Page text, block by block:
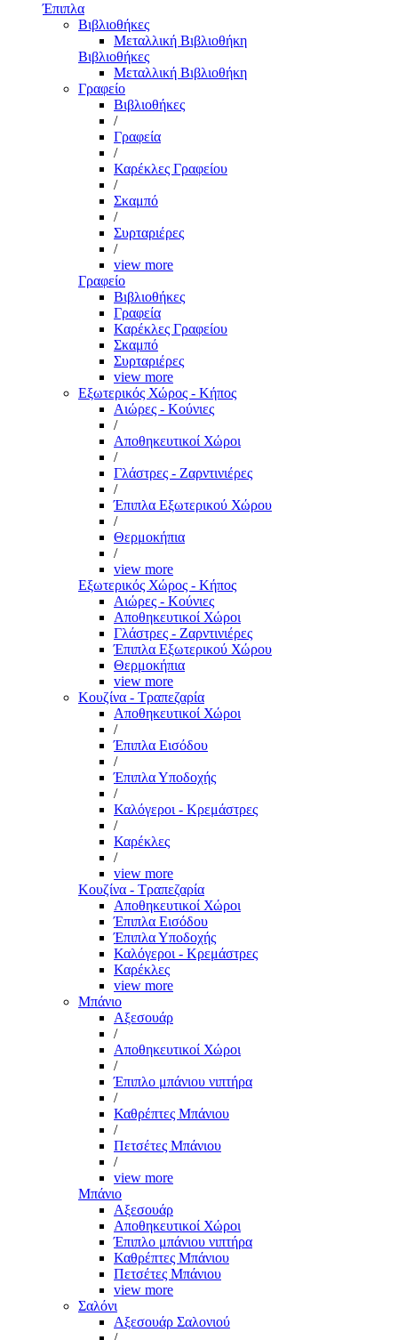
Έπιπλα
Βιβλιοθήκες
Μεταλλική Βιβλιοθήκη
Βιβλιοθήκες
Μεταλλική Βιβλιοθήκη
Γραφείο
Βιβλιοθήκες
/
Γραφεία
/
Καρέκλες Γραφείου
/
Σκαμπό
/
Συρταριέρες
/
view more
Γραφείο
Βιβλιοθήκες
Γραφεία
Καρέκλες Γραφείου
Σκαμπό
Συρταριέρες
view more
Εξωτερικός Χώρος - Κήπος
Αιώρες - Κούνιες
/
Αποθηκευτικοί Χώροι
/
Γλάστρες - Ζαρντινιέρες
/
Έπιπλα Εξωτερικού Χώρου
/
Θερμοκήπια
/
view more
Εξωτερικός Χώρος - Κήπος
Αιώρες - Κούνιες
Αποθηκευτικοί Χώροι
Γλάστρες - Ζαρντινιέρες
Έπιπλα Εξωτερικού Χώρου
Θερμοκήπια
view more
Κουζίνα - Τραπεζαρία
Αποθηκευτικοί Χώροι
/
Έπιπλα Εισόδου
/
Έπιπλα Υποδοχής
/
Καλόγεροι - Κρεμάστρες
/
Καρέκλες
/
view more
Κουζίνα - Τραπεζαρία
Αποθηκευτικοί Χώροι
Έπιπλα Εισόδου
Έπιπλα Υποδοχής
Καλόγεροι - Κρεμάστρες
Καρέκλες
view more
Μπάνιο
Αξεσουάρ
/
Αποθηκευτικοί Χώροι
/
Έπιπλο μπάνιου νιπτήρα
/
Καθρέπτες Μπάνιου
/
Πετσέτες Μπάνιου
/
view more
Μπάνιο
Αξεσουάρ
Αποθηκευτικοί Χώροι
Έπιπλο μπάνιου νιπτήρα
Καθρέπτες Μπάνιου
Πετσέτες Μπάνιου
view more
Σαλόνι
Αξεσουάρ Σαλονιού